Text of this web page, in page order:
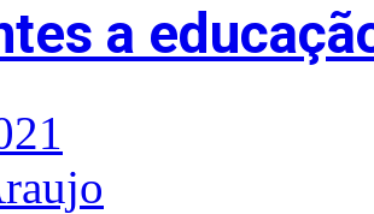
a